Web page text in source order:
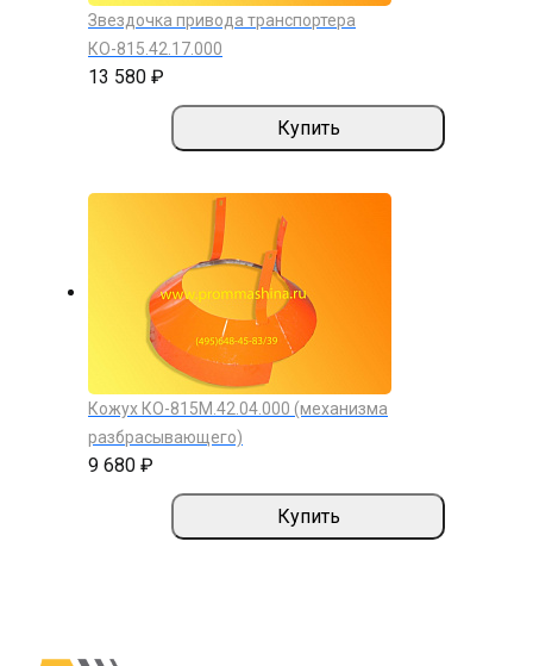
Звездочка привода транспортера
КО-815.42.17.000
13 580 ₽
Купить
Кожух КО-815М.42.04.000 (механизма
разбрасывающего)
9 680 ₽
Купить